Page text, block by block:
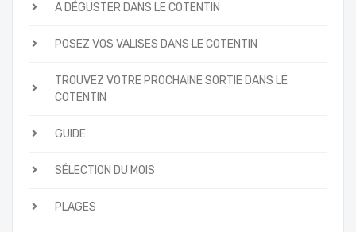
A DÉGUSTER DANS LE COTENTIN
POSEZ VOS VALISES DANS LE COTENTIN
TROUVEZ VOTRE PROCHAINE SORTIE DANS LE
COTENTIN
GUIDE
SÉLECTION DU MOIS
PLAGES